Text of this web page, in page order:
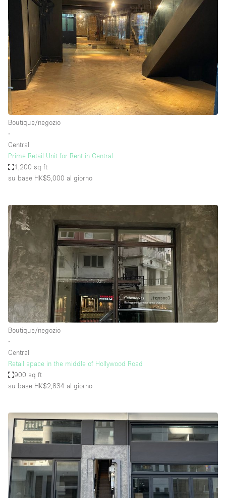
Boutique/negozio
∙
Central
Prime Retail Unit for Rent in Central
1,200 sq ft
su base HK$5,000 al giorno
Boutique/negozio
∙
Central
Retail space in the middle of Hollywood Road
900 sq ft
su base HK$2,834 al giorno